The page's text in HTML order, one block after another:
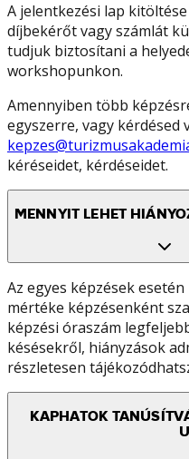
A jelentkezési lap
díjbekérőt vagy számlát
tudjuk biztosítani a
workshopunkon.
Amennyiben több
egyszerre, vagy kérdésed
kéréseidet, kérdéseidet.
MENNYIT LEHET
Az egyes képzések
mértéke képzésenként
képzési óraszám
késésekről, hiányzások
részletesen
KAPHATOK